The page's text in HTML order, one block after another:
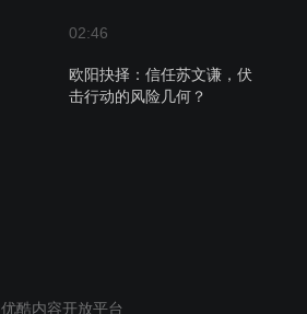
02:46
欧阳抉择：信任苏文谦，伏
击行动的风险几何？
优酷内容开放平台